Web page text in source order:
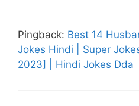
Pingback: Best 14
Jokes Hindi | Super
2023] | Hindi Jokes Dda